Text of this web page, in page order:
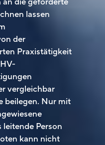
lassen
der
Praxistätigkeit
vergleichbar
beilegen. Nur mit
Person
kann nicht